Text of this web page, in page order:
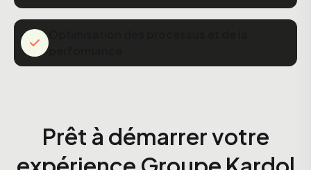
Prêt à démarrer votre